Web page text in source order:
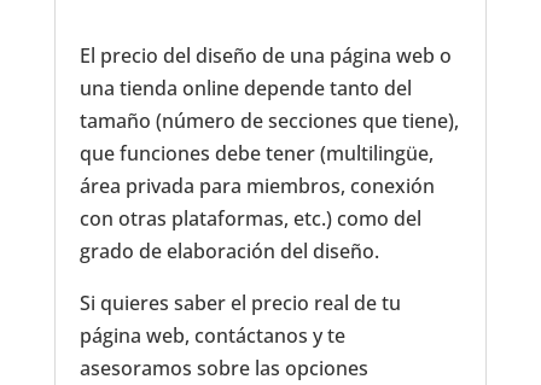
El precio del diseño de una página web o
una tienda online depende tanto del
tamaño (número de secciones que tiene),
que funciones debe tener (multilingüe,
área privada para miembros, conexión
con otras plataformas, etc.) como del
grado de elaboración del diseño.
Si quieres saber el precio real de tu
página web, contáctanos y te
asesoramos sobre las opciones